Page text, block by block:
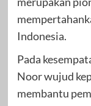
Indonesia.
Pada
Noor wujud
membantu